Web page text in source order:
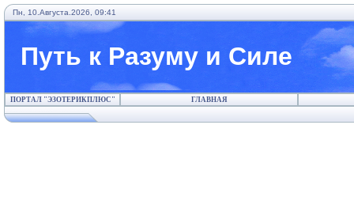
Пн, 10.Августа.2026, 09:41
Путь к Разуму и Силе
ПОРТАЛ "ЭЗОТЕРИКПЛЮС" ГЛАВНАЯ